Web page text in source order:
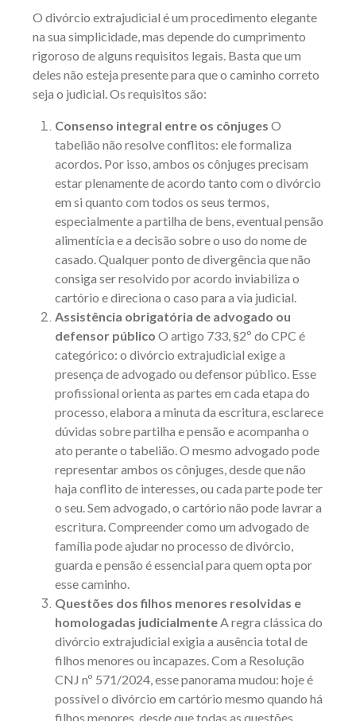
O divórcio extrajudicial é um procedimento elegante
na sua simplicidade, mas depende do cumprimento
rigoroso de alguns requisitos legais. Basta que um
deles não esteja presente para que o caminho correto
seja o judicial. Os requisitos são:
Consenso integral entre os cônjuges O
tabelião não resolve conflitos: ele formaliza
acordos. Por isso, ambos os cônjuges precisam
estar plenamente de acordo tanto com o divórcio
em si quanto com todos os seus termos,
especialmente a partilha de bens, eventual pensão
alimentícia e a decisão sobre o uso do nome de
casado. Qualquer ponto de divergência que não
consiga ser resolvido por acordo inviabiliza o
cartório e direciona o caso para a via judicial.
Assistência obrigatória de advogado ou
defensor público O artigo 733, §2º do CPC é
categórico: o divórcio extrajudicial exige a
presença de advogado ou defensor público. Esse
profissional orienta as partes em cada etapa do
processo, elabora a minuta da escritura, esclarece
dúvidas sobre partilha e pensão e acompanha o
ato perante o tabelião. O mesmo advogado pode
representar ambos os cônjuges, desde que não
haja conflito de interesses, ou cada parte pode ter
o seu. Sem advogado, o cartório não pode lavrar a
escritura. Compreendercomo um advogado de
família pode ajudar no processo de divórcio,
guarda e pensão é essencial para quem opta por
esse caminho.
Questões dos filhos menores resolvidas e
homologadas judicialmenteA regra clássica do
divórcio extrajudicial exigia a ausência total de
filhos menores ou incapazes. Com a Resolução
CNJ nº 571/2024, esse panorama mudou: hoje é
possível o divórcio em cartório mesmo quando há
filhos menores, desde que todas as questões